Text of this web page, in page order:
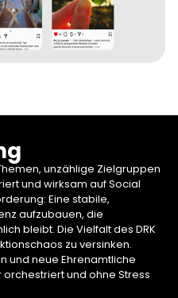
unzählige Zielgruppen
und wirksam auf Social
Eine stabile,
aufzubauen, die
bleibt. Die Vielfalt des DRK
zu versinken.
und neue Ehrenamtliche
und ohne Stress